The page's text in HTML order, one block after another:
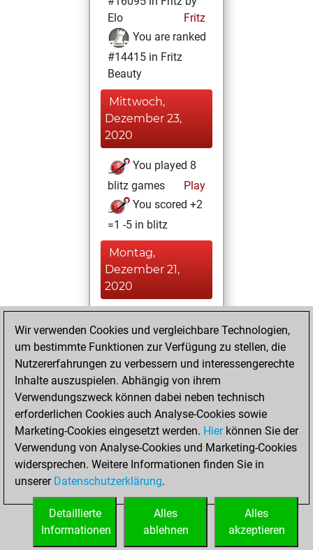
Elo
Fritz
You are ranked
#14415 in Fritz
Beauty
Mittwoch,
Dezember 23,
2020
You played 8
blitz games
Play
You scored +2
=1 -5 in blitz
Montag,
Dezember 21,
2020
BeautyScore of 10
Fritz
achieved a new Elo
of 1585
Donnerstag,
Dezember 17,
2020
You created
your Fritz account
Wir verwenden Cookies und vergleichbare Technologien,
um bestimmte Funktionen zur Verfügung zu stellen, die
Nutzererfahrungen zu verbessern und interessengerechte
Inhalte auszuspielen. Abhängig von ihrem
Verwendungszweck können dabei neben technisch
erforderlichen Cookies auch Analyse-Cookies sowie
Marketing-Cookies eingesetzt werden. Hierkönnen Sie der
Verwendung von Analyse-Cookies und Marketing-Cookies
widersprechen. Weitere Informationen finden Sie in
unserer Datenschutzerklärung.
Alles
akzeptieren
Alles
ablehnen
Detaillierte
Informationen